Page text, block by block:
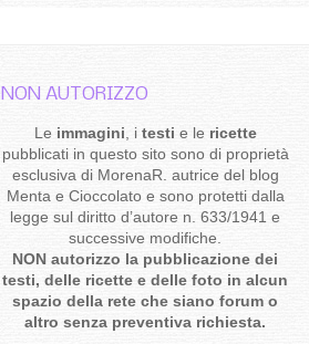
NON AUTORIZZO
Le immagini , i testi e le ricette
pubblicati in questo sito sono di proprietà
esclusiva di MorenaR. autrice del blog
Menta e Cioccolato e sono protetti dalla
legge sul diritto d’autore n. 633/1941 e
successive modifiche.
NON autorizzo la pubblicazione dei
testi, delle ricette e delle foto in alcun
spazio della rete che siano forum o
altro senza preventiva richiesta.